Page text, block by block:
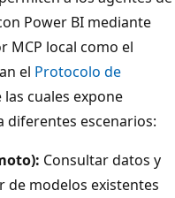
Power BI mediante
MCP local como el
el Protocolo de
cuales expone
diferentes escenarios:
Consultar datos y
modelos existentes